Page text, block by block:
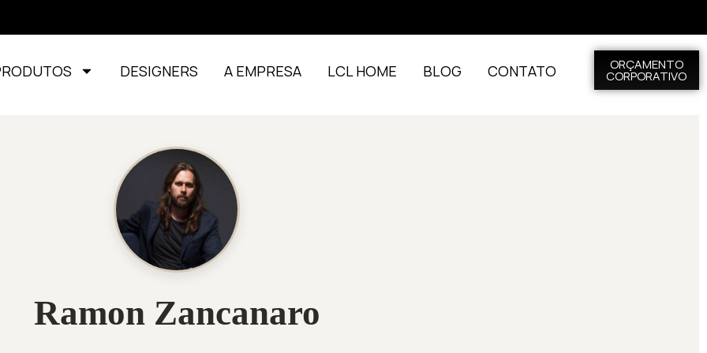
DESIGNERS A EMPRESA LCL HOME BLOG CONTATO ORÇAMENTO
CORPORATIVO
Ramon Zancanaro